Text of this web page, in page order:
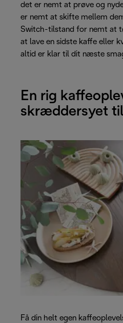
det er nemt at prøve og
er nemt at skifte mellem
Switch-tilstand for nemt at
at lave en sidste kaffe eller
altid er klar til dit næste
En rig
skræddersyet
Få din helt egen